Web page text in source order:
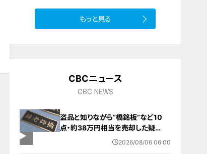
もっと見る
CBCニュース
CBC NEWS
盗品と知りながら“橋銘板”など10
点・約38万円相当を売却した疑
い… 無職の男（63）を逮捕 「知り
2026/08/06 06:00